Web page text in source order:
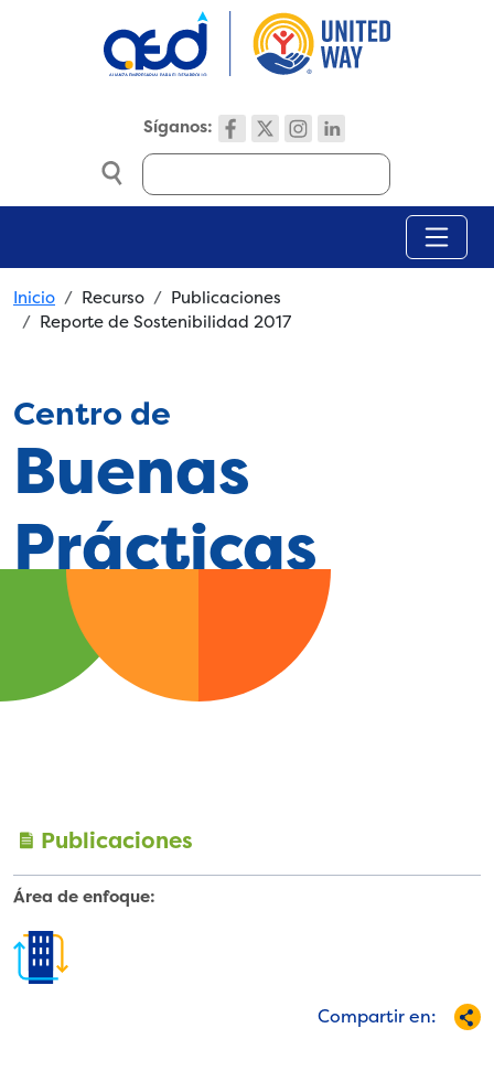
Síganos:
Search
Breadcrumb
Inicio Recurso
Publicaciones
Reporte de Sostenibilidad 2017
Centro de
Buenas
Prácticas
Publicaciones
Área de enfoque:
Transf
ormaci
ón
Compartir en: